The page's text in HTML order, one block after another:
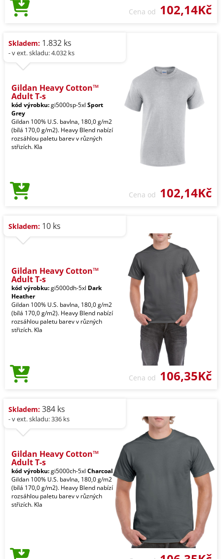
Cena od 102,14Kč
Skladem: 1.832 ks
- v ext. skladu: 4.032 ks
Gildan Heavy Cotton™
Adult T-s
kód výrobku:gi5000sp-5xl Sport
Grey
Gildan 100% U.S. bavlna, 180,0 g/m2
(bílá 170,0 g/m2). Heavy Blend nabízí
rozsáhlou paletu barev v různých
střizích. Kla
Cena od 102,14Kč
Skladem: 10 ks
Gildan Heavy Cotton™
Adult T-s
kód výrobku:gi5000dh-5xl Dark
Heather
Gildan 100% U.S. bavlna, 180,0 g/m2
(bílá 170,0 g/m2). Heavy Blend nabízí
rozsáhlou paletu barev v různých
střizích. Kla
Cena od 106,35Kč
Skladem: 384 ks
- v ext. skladu: 336 ks
Gildan Heavy Cotton™
Adult T-s
kód výrobku:gi5000ch-5xl Charcoal
Gildan 100% U.S. bavlna, 180,0 g/m2
(bílá 170,0 g/m2). Heavy Blend nabízí
rozsáhlou paletu barev v různých
střizích. Kla